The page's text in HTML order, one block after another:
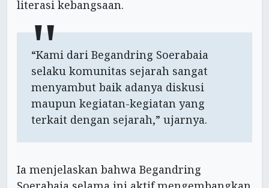
literasi kebangsaan.
“Kami dari Begandring Soerabaia
selaku komunitas sejarah sangat
menyambut baik adanya diskusi
maupun kegiatan-kegiatan yang
terkait dengan sejarah,” ujarnya.
Ia menjelaskan bahwa Begandring